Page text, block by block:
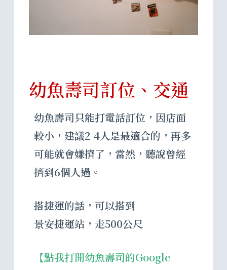
幼魚壽司訂位、交通
幼魚壽司只能打電話訂位，因店面
較小，建議2-4人是最適合的，再多
可能就會嫌擠了，當然，聽說曾經
擠到6個人過。
搭捷運的話，可以搭到
景安捷運站，走500公尺
【點我打開幼魚壽司的Google